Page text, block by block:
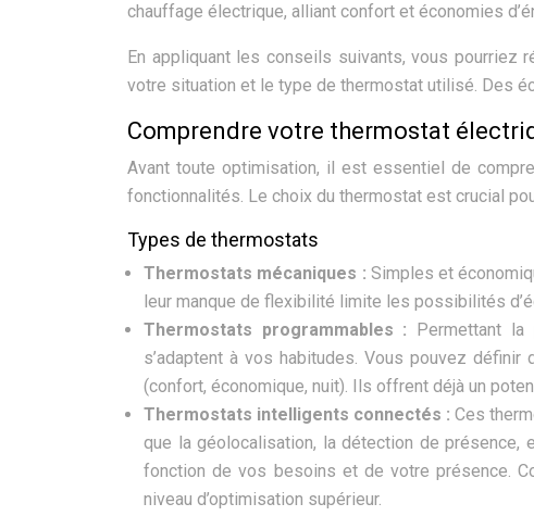
chauffage électrique, alliant confort et économies
En appliquant les conseils suivants, vous pourriez
votre situation et le type de thermostat utilisé. Des
Comprendre votre thermostat
Avant toute optimisation, il est essentiel de
fonctionnalités. Le choix du thermostat est crucial
Types de thermostats
Thermostats mécaniques : Simples et
leur manque de flexibilité limite les possibilités
Thermostats programmables : Permettant la
s’adaptent à vos habitudes. Vous pouvez
(confort, économique, nuit). Ils offrent déjà un
Thermostats intelligents connectés : Ces
que la géolocalisation, la détection de présence,
fonction de vos besoins et de votre présence.
niveau d’optimisation supérieur.